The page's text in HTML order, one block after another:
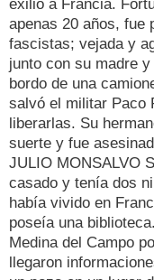
exilió a Francia.
apenas 20 años, fue
fascistas; vejada y
junto con su madre
bordo de una
salvó el militar Paco
liberarlas. Su
suerte y fue
JULIO MONSALVO
casado y tenía dos
había vivido en
poseía una
Medina del Campo
llegaron